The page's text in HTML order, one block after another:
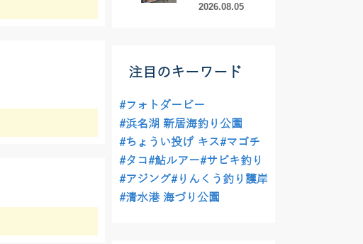
釣果が激変！
2026.08.05
注目のキーワード
#フォトダービー
#浜名湖 新居海釣り公園
#ちょうい投げ キス#マゴチ
#タコ#鮎ルアー#サビキ釣り
#アジング#りんくう釣り護岸
#清水港 海づり公園